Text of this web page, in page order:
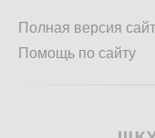
Полная версия
Помощь по сайту